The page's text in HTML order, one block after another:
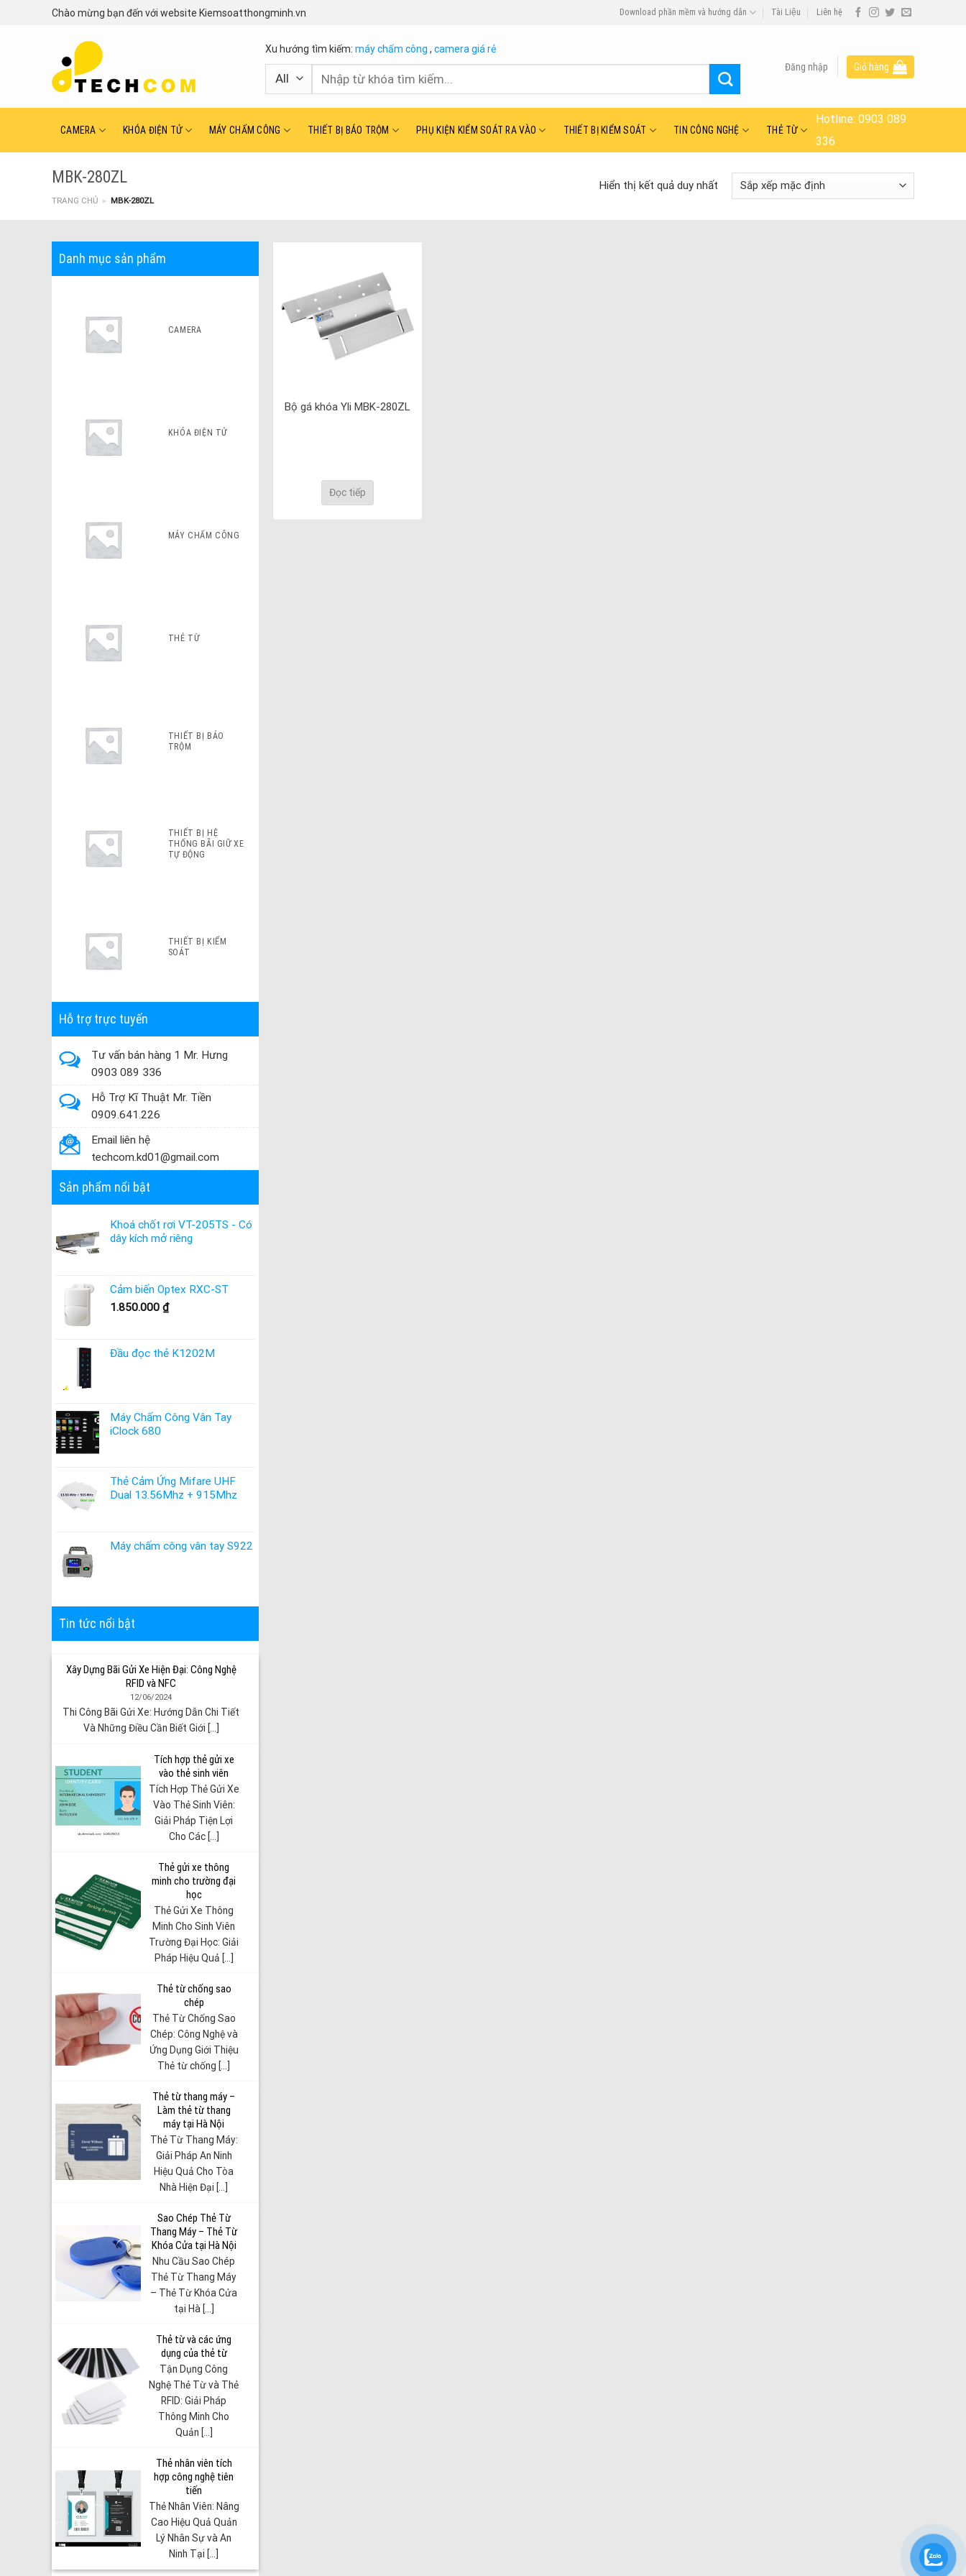
Chào mừng bạn đến với website Kiemsoatthongminh.vn Download phần mềm và hướng dẫn Tài Liệu Liên hệ
Xu hướng tìm kiếm: máy chấm công , camera giá rẻ
Tìm
Đăng nhập Giỏ hàng
CAMERA KHÓA ĐIỆN TỬ MÁY CHẤM CÔNG THIẾT BỊ BÁO TRỘM PHỤ KIỆN KIỂM SOÁT RA VÀO THIẾT BỊ KIỂM SOÁT TIN CÔNG NGHỆ THẺ TỪ
Hotline:0903 089
336
MBK-280ZL
TRANG CHỦ » MBK-280ZL
Hiển thị kết quả duy nhất
Danh mục sản phẩm
CAMERA
KHÓA ĐIỆN TỬ
MÁY CHẤM CÔNG
THẺ TỪ
THIẾT BỊ BÁO
TRỘM
THIẾT BỊ HỆ
THỐNG BÃI GIỮ XE
TỰ ĐỘNG
THIẾT BỊ KIỂM
SOÁT
Hỗ trợ trực tuyến
Tư vấn bán hàng 1 Mr. Hưng
0903 089 336
Hỗ Trợ Kĩ Thuật Mr. Tiền
0909.641.226
Email liên hệ
techcom.kd01@gmail.com
Sản phẩm nổi bật
Khoá chốt rơi VT-205TS - Có
dây kích mở riêng
Cảm biến Optex RXC-ST
1.850.000 ₫
Đầu đọc thẻ K1202M
Máy Chấm Công Vân Tay
iClock 680
Thẻ Cảm Ứng Mifare UHF
Dual 13.56Mhz + 915Mhz
Máy chấm công vân tay S922
Tin tức nổi bật
Xây Dựng Bãi Gửi Xe Hiện Đại: Công Nghệ
RFID và NFC
12/06/2024
Thi Công Bãi Gửi Xe: Hướng Dẫn Chi Tiết
Và Những Điều Cần Biết Giới [...]
Tích hợp thẻ gửi xe
vào thẻ sinh viên
Tích Hợp Thẻ Gửi Xe
Vào Thẻ Sinh Viên:
Giải Pháp Tiện Lợi
Cho Các [...]
Thẻ gửi xe thông
minh cho trường đại
học
Thẻ Gửi Xe Thông
Minh Cho Sinh Viên
Trường Đại Học: Giải
Pháp Hiệu Quả [...]
Thẻ từ chống sao
chép
Thẻ Từ Chống Sao
Chép: Công Nghệ và
Ứng Dụng Giới Thiệu
Thẻ từ chống [...]
Thẻ từ thang máy –
Làm thẻ từ thang
máy tại Hà Nội
Thẻ Từ Thang Máy:
Giải Pháp An Ninh
Hiệu Quả Cho Tòa
Nhà Hiện Đại [...]
Sao Chép Thẻ Từ
Thang Máy – Thẻ Từ
Khóa Cửa tại Hà Nội
Nhu Cầu Sao Chép
Thẻ Từ Thang Máy
– Thẻ Từ Khóa Cửa
tại Hà [...]
Thẻ từ và các ứng
dụng của thẻ từ
Tận Dụng Công
Nghệ Thẻ Từ và Thẻ
RFID: Giải Pháp
Thông Minh Cho
Quản [...]
Thẻ nhân viên tích
hợp công nghệ tiên
tiến
Thẻ Nhân Viên: Nâng
Cao Hiệu Quả Quản
Lý Nhân Sự và An
Ninh Tại [...]
Bộ gá khóa Yli MBK-280ZL
Đọc tiếp